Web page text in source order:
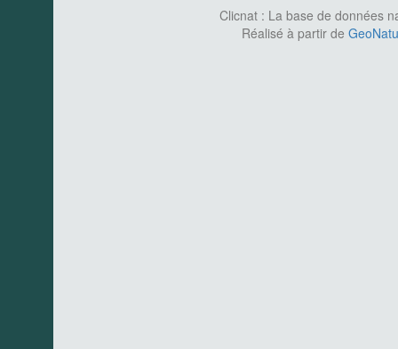
Clicnat : La base de données
Réalisé à partir de